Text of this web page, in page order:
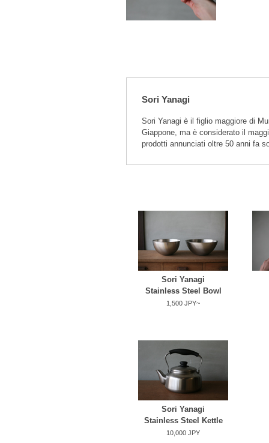
Sori Yanagi
Sori Yanagi è il figlio maggiore di
Giappone, ma è considerato il
prodotti annunciati oltre 50 anni fa
Sori Yanagi
Stainless Steel Bowl
1,500 JPY~
Sori Yanagi
Stainless Steel Kettle
10,000 JPY